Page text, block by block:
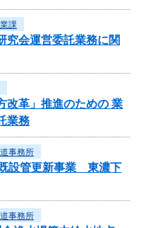
課
究会運営委託業務に関
改革」推進のための 業
業務
事務所
設管更新事業 東濃下
事務所